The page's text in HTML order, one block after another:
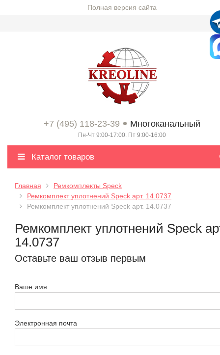
Полная версия сайта
+7 (495) 118-23-39 Многоканальный
Пн-Чт 9:00-17:00. Пт 9:00-16:00
Каталог товаров
Главная
Ремкомплекты Speck
Ремкомплект уплотнений Speck арт. 14.0737
Ремкомплект уплотнений Speck арт. 14.0737
Ремкомплект уплотнений Speck
14.0737
Оставьте ваш отзыв первым
Ваше имя
Электронная почта